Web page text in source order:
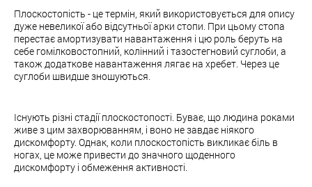
Плоскостопість - це термін, який використовується для опису
дуже невеликої або відсутньої арки стопи. При цьому стопа
перестає амортизувати навантаження і цю роль беруть на
себе гомілковостопний, колінний і тазостегновий суглоби, а
також додаткове навантаження лягає на хребет. Через це
суглоби швидше зношуються.
Існують різні стадії плоскостопості. Буває, що людина роками
живе з цим захворюванням, і воно не завдає ніякого
дискомфорту. Однак, коли плоскостопість викликає біль в
ногах, це може привести до значного щоденного
дискомфорту і обмеження активності.